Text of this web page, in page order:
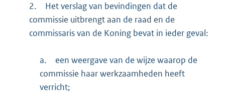
2.
Het verslag van bevindingen dat de
commissie uitbrengt aan de raad en de
commissaris van de Koning bevat in ieder geval:
a.
een weergave van de wijze waarop de
commissie haar werkzaamheden heeft
verricht;